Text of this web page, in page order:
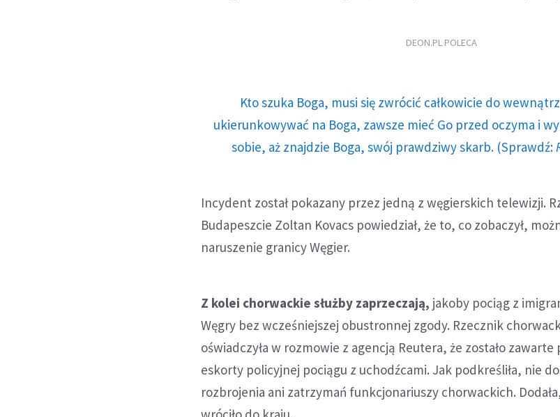
DEON.PL POLECA
Kto szuka Boga, musi się zwrócić całkowicie do
ukierunkowywać na Boga, zawsze mieć Go przed oczyma i
sobie, aż znajdzie Boga, swój prawdziwy skarb. (Sprawdź:
Incydent został pokazany przez jedną z węgierskich telewizji.
Budapeszcie Zoltan Kovacs powiedział, że to, co zobaczył,
naruszenie granicy Węgier.
Z kolei chorwackie służby zaprzeczają, jakoby pociąg z
Węgry bez wcześniejszej obustronnej zgody. Rzecznik
oświadczyła w rozmowie z agencją Reutera, że zostało
eskorty policyjnej pociągu z uchodźcami. Jak podkreśliła, nie
rozbrojenia ani zatrzymań funkcjonariuszy chorwackich.